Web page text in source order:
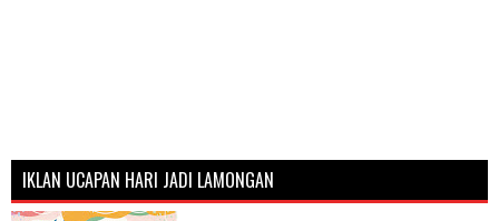
IKLAN UCAPAN HARI JADI LAMONGAN